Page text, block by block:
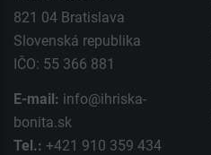
821 04 Bratislava
Slovenská republika
IČO: 55 366 881
E-mail: info@ihriska-
bonita.sk
Tel.: +421 910 359 434